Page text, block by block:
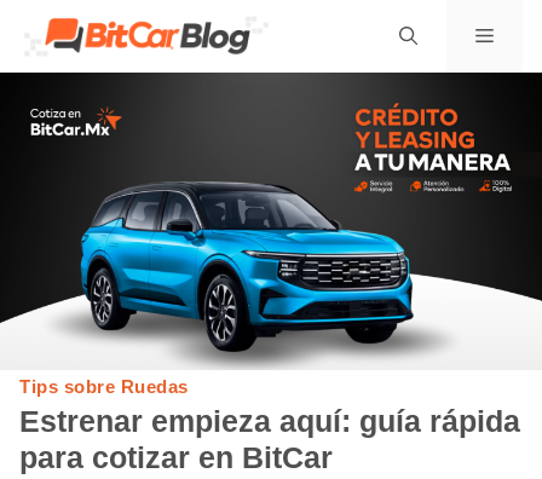
Saltar
contenido
Menú
Tips sobre Ruedas
Estrenar empieza aquí: guía rápida
para cotizar en BitCar